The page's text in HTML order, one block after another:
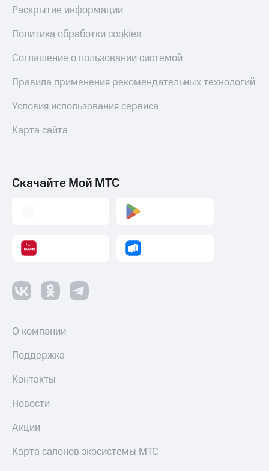
Раскрытие информации
Политика обработки cookies
Соглашение о пользовании системой
Правила применения рекомендательных технологий
Условия использования сервиса
Карта сайта
Скачайте Мой МТС
О компании
Поддержка
Контакты
Новости
Акции
Карта салонов экосистемы МТС